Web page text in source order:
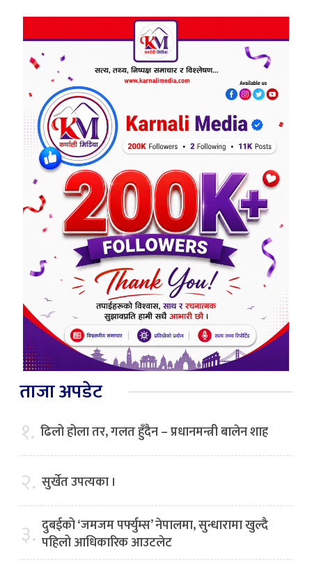
ताजा अपडेट
१. ढिलो होला तर, गलत हुँदैन – प्रधानमन्त्री बालेन शाह
२. सुर्खेत उपत्यका ।
३. दुबईको ‘जमजम पर्फ्युम्स’ नेपालमा, सुन्धारामा खुल्दै
पहिलो आधिकारिक आउटलेट